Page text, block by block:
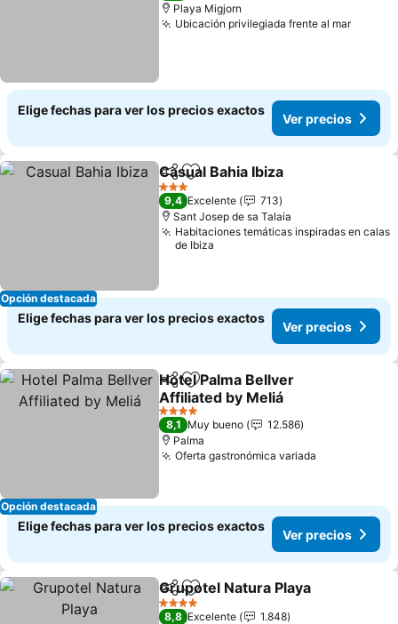
Playa Migjorn
Ubicación privilegiada frente al mar
Elige fechas para ver los precios exactos
Ver precios
Opción destacada
CompartirAgregar a favoritos
Casual Bahia Ibiza
3 Estrellas
9,4 Excelente
713
Sant Josep de sa Talaia
Habitaciones temáticas inspiradas en calas
de Ibiza
Elige fechas para ver los precios exactos
Ver precios
Opción destacada
CompartirAgregar a favoritos
Hotel Palma Bellver
Affiliated by Meliá
4 Estrellas
8,1 Muy bueno
12.586
Palma
Oferta gastronómica variada
Elige fechas para ver los precios exactos
Ver precios
CompartirAgregar a favoritos
Grupotel Natura Playa
4 Estrellas
8,8 Excelente
1.848